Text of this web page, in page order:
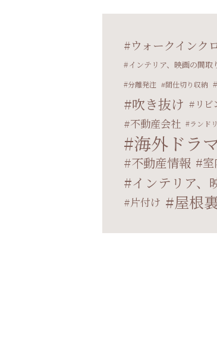
ウォークインク
インテリア、映画の間取
分離発注
間仕切り収納
吹き抜け リビ
不動産会社 ランド
海外ドラ
不動産情報
インテリア、
片付け 屋根